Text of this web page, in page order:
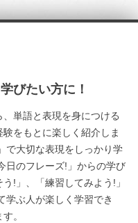
びたい方に！
単語と表現を身につける
をもとに楽しく紹介しま
で大切な表現をしっかり学
日のフレーズ!」からの学び
!」、「練習してみよう!」
学ぶ人が楽しく学習でき
。